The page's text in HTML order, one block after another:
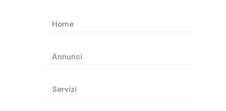
Home
Annunci
Servizi